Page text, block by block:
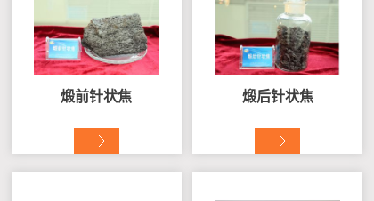
煅前针状焦 煅后针状焦